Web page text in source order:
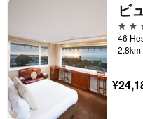
4つ
2.8km